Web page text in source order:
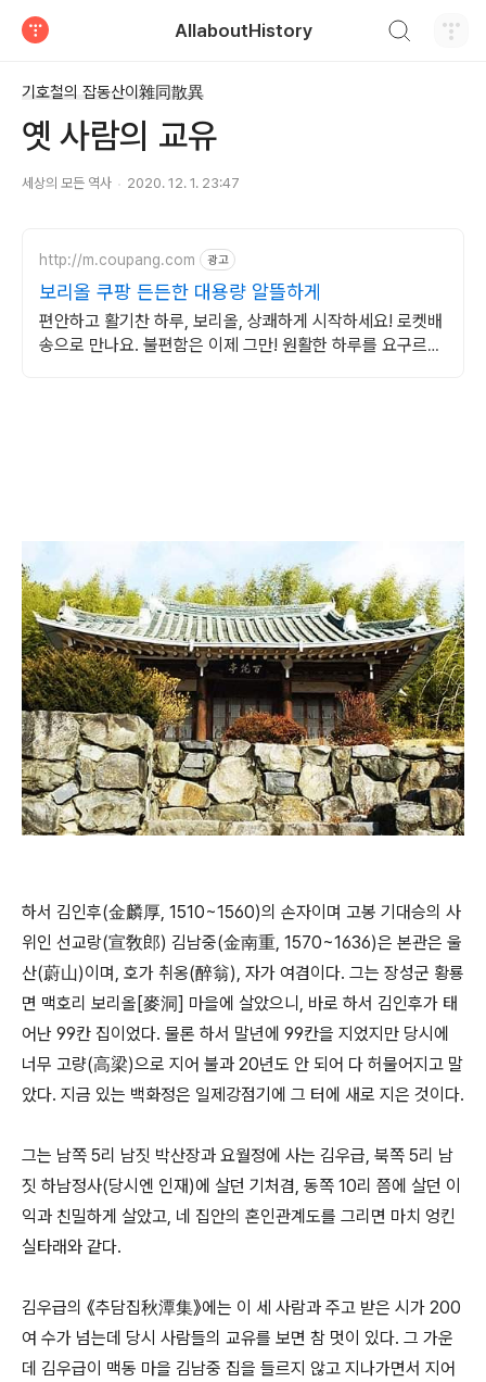
AllaboutHistory
기호철의 잡동산이雜同散異
옛 사람의 교유
세상의 모든 역사 2020. 12. 1. 23:47
http://m.coupang.com 광고
보리올 쿠팡 든든한 대용량 알뜰하게
편안하고 활기찬 하루, 보리올, 상쾌하게 시작하세요! 로켓배
송으로 만나요. 불편함은 이제 그만! 원활한 하루를 요구르트
하서 김인후(金麟厚, 1510~1560)의 손자이며 고봉 기대승의 사
위인 선교랑(宣敎郎) 김남중(金南重, 1570~1636)은 본관은 울
산(蔚山)이며, 호가 취옹(醉翁), 자가 여겸이다. 그는 장성군 황룡
면 맥호리 보리올[麥洞] 마을에 살았으니, 바로 하서 김인후가 태
어난 99칸 집이었다. 물론 하서 말년에 99칸을 지었지만 당시에
너무 고량(高梁)으로 지어 불과 20년도 안 되어 다 허물어지고 말
았다. 지금 있는 백화정은 일제강점기에 그 터에 새로 지은 것이다.
그는 남쪽 5리 남짓 박산장과 요월정에 사는 김우급, 북쪽 5리 남
짓 하남정사(당시엔 인재)에 살던 기처겸, 동쪽 10리 쯤에 살던 이
익과 친밀하게 살았고, 네 집안의 혼인관계도를 그리면 마치 엉킨
실타래와 같다.
김우급의 《추담집秋潭集》에는 이 세 사람과 주고 받은 시가 200
여 수가 넘는데 당시 사람들의 교유를 보면 참 멋이 있다. 그 가운
데 김우급이 맥동 마을 김남중 집을 들르지 않고 지나가면서 지어